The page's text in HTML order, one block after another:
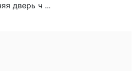
дверь ч ...